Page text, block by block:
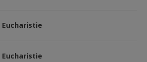
Eucharistie
Eucharistie